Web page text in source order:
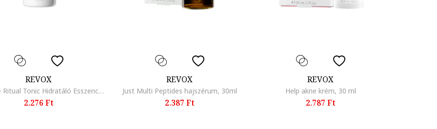
REVOX
Japanese Ritual Tonic Hidratáló Esszencia, 120 ml
2.276 Ft
REVOX
Just Multi Peptides hajszérum, 30ml
2.387 Ft
REVOX
Help akne krém, 30 ml
2.787 Ft